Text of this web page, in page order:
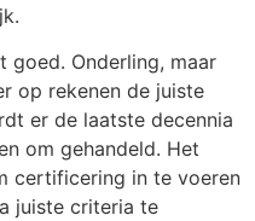
goed. Onderling, maar
op rekenen de juiste
er de laatste decennia
om gehandeld. Het
certificering in te voeren
juiste criteria te